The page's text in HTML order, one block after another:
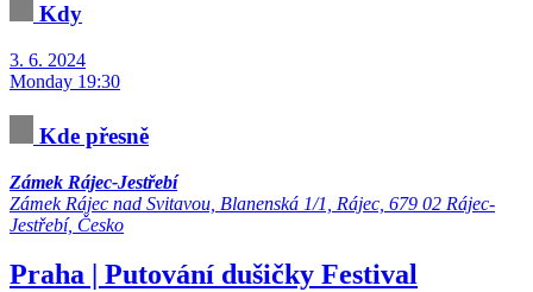
Kdy
3. 6. 2024
Monday 19:30
Kde přesně
Zámek Rájec-Jestřebí
Zámek Rájec nad Svitavou, Blanenská 1/1, Rájec, 679 02 Rájec-
Jestřebí, Česko
Praha | Putování dušičky Festival